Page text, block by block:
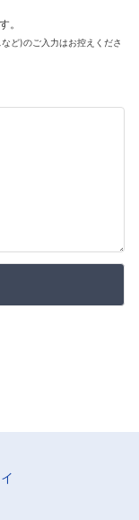
。
ど)のご入力はお控えくださ